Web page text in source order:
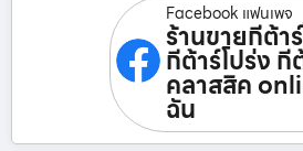
Facebook แฟนเพจ
ร้านขายกีต้า
กีต้าร์โปร่ง กี
คลาสสิค
ฉัน